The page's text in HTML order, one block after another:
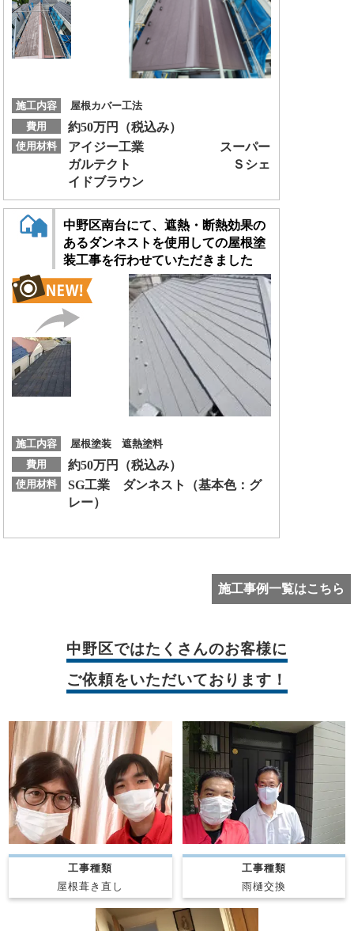
施工内容
屋根カバー工法
費用
約50万円（税込み）
使用材料
アイジー工業 スーパー
ガルテクト Ｓシェ
イドブラウン
中野区南台にて、遮熱・断熱効果の
あるダンネストを使用しての屋根塗
装工事を行わせていただきました
施工内容
屋根塗装 遮熱塗料
費用
約50万円（税込み）
使用材料
SG工業 ダンネスト（基本色：グ
レー）
施工事例一覧はこちら
中野区ではたくさんのお客様に
ご依頼をいただいております！
工事種類
屋根葺き直し
工事種類
雨樋交換